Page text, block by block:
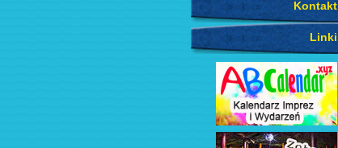
Kontakt
Linki